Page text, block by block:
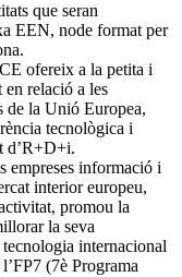
que seran
EEN, node format per
ofereix a la petita i
en relació a les
de la Unió Europea,
tecnològica i
d’R+D+i.
empreses informació i
interior europeu,
promou la
la seva
internacional
(7è Programa